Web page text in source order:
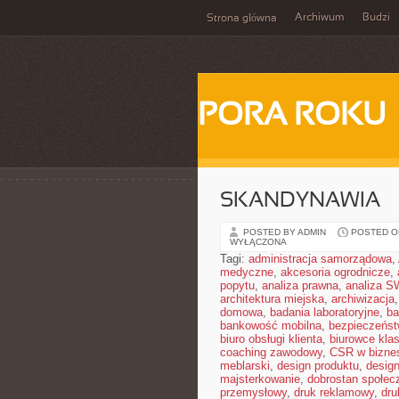
Strona główna Archiwum Budzi
PORA ROKU
SKANDYNAWIA
POSTED BY ADMIN POSTED
WYŁĄCZONA
Tagi: administracja samorządowa,
medyczne, akcesoria ogrodnicze,
popytu, analiza prawna, analiza
architektura miejska, archiwizacja,
domowa, badania laboratoryjne,
bankowość mobilna,
biuro obsługi klienta, biurowce
coaching zawodowy, CSR w
meblarski, design produktu,
majsterkowanie, dobrostan
przemysłowy, druk reklamowy,